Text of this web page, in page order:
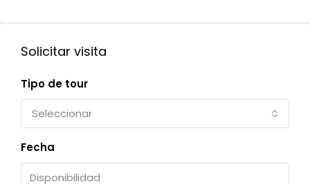
Solicitar visita
Tipo de tour
Seleccionar
Fecha